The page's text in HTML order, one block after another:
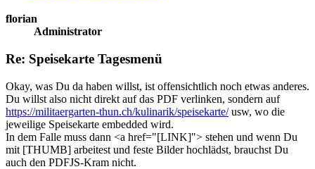
florian
Administrator
Re: Speisekarte Tagesmenü
Okay, was Du da haben willst, ist offensichtlich noch etwas anderes.
Du willst also nicht direkt auf das PDF verlinken, sondern auf
https://militaergarten-thun.ch/kulinarik/speisekarte/usw, wo die
jeweilige Speisekarte embedded wird.
In dem Falle muss dann <a href="[LINK]"> stehen und wenn Du
mit [THUMB] arbeitest und feste Bilder hochlädst, brauchst Du
auch den PDFJS-Kram nicht.